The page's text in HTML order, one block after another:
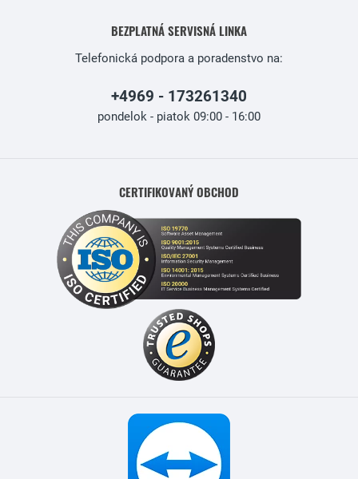
BEZPLATNÁ SERVISNÁ LINKA
Telefonická podpora a poradenstvo na:
+4969 - 173261340
pondelok - piatok 09:00 - 16:00
CERTIFIKOVANÝ OBCHOD